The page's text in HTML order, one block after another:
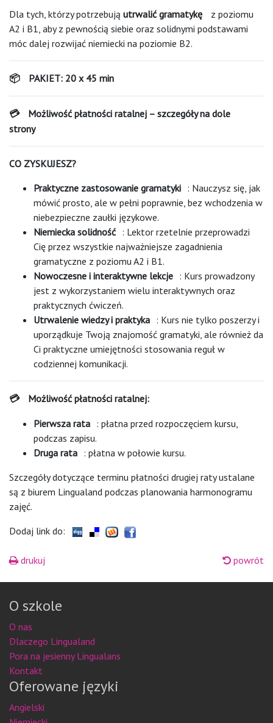
Dla tych, którzy potrzebują utrwalić gramatykę
z poziomu
A2 i B1, aby z pewnością siebie oraz solidnymi podstawami
móc dalej rozwijać niemiecki na poziomie B2.
📦 PAKIET: 20 x 45 min
💳
Możliwość płatności ratalnej – szczegóły na dole
strony
CO ZYSKUJESZ?
Praktyczne zastosowanie gramatyki : Nauczysz się, jak
mówić prosto, ale w pełni poprawnie, bez wchodzenia w
niebezpieczne zaułki językowe.
Niemiecka solidność : Lektor rzetelnie przeprowadzi
Cię przez wszystkie najważniejsze zagadnienia
gramatyczne z poziomu A2 i B1.
Nowoczesne i interaktywne lekcje : Kurs prowadzony
jest z wykorzystaniem wielu interaktywnych oraz
praktycznych ćwiczeń.
Utrwalenie wiedzy i praktyka : Kurs nie tylko poszerzy i
uporządkuje Twoją znajomość gramatyki, ale również da
Ci praktyczne umiejętności stosowania reguł w
codziennej komunikacji.
💳 Możliwość płatności ratalnej:
Pierwsza rata : płatna przed rozpoczęciem kursu,
podczas zapisu.
Druga rata : płatna w połowie kursu.
Szczegóły dotyczące terminu płatności drugiej raty ustalane
są z biurem Lingualand podczas planowania harmonogramu
zajęć.
Dodaj link do:
drukuj powrót
O szkole
O nas
Dlaczego Lingualand
Pora na jesienny Lingualans
Kontakt
Oferowane języki
Angielski